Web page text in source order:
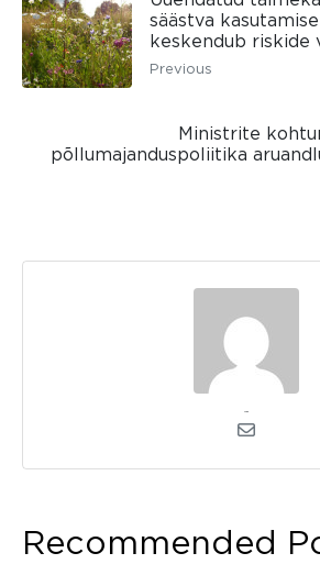
säästva
keskendub riskide
Previous
Ministrite
põllumajanduspoliitika
Recommended